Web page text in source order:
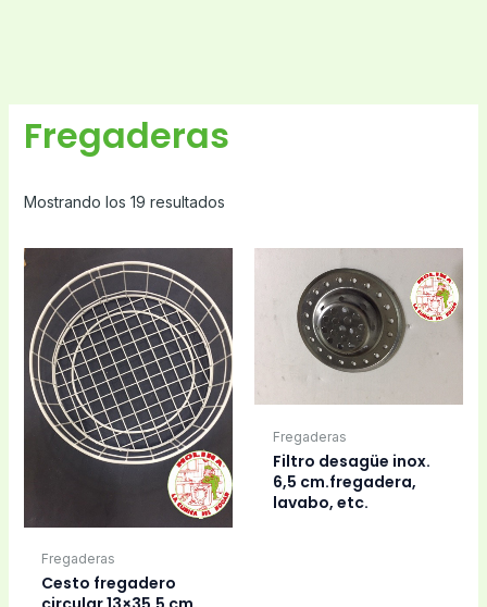
Fregaderas
Mostrando los 19 resultados
Fregaderas
Cesto fregadero
Fregaderas
Filtro desagüe inox.
6,5 cm.fregadera,
lavabo, etc.